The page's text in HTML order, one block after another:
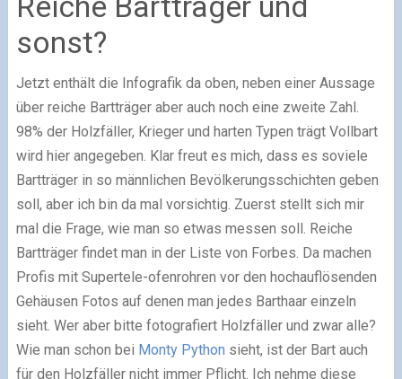
sonst?
Jetzt enthält die Infografik da oben, neben einer Aussage
über reiche Bartträger aber auch noch eine zweite Zahl.
98% der Holzfäller, Krieger und harten Typen trägt Vollbart
wird hier angegeben. Klar freut es mich, dass es soviele
Bartträger in so männlichen Bevölkerungsschichten geben
soll, aber ich bin da mal vorsichtig. Zuerst stellt sich mir
mal die Frage, wie man so etwas messen soll. Reiche
Bartträger findet man in der Liste von Forbes. Da machen
Profis mit Supertele-ofenrohren vor den hochauflösenden
Gehäusen Fotos auf denen man jedes Barthaar einzeln
sieht. Wer aber bitte fotografiert Holzfäller und zwar alle?
Wie man schon bei Monty Python sieht, ist der Bart auch
für den Holzfäller nicht immer Pflicht. Ich nehme diese